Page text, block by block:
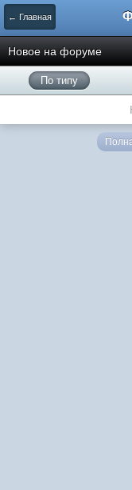
← Главная
Новое на форуме
По типу